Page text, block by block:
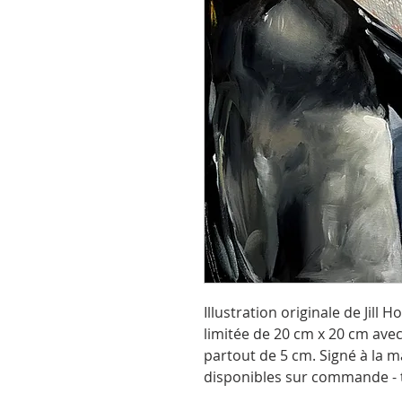
Illustration originale de Jill
limitée de 20 cm x 20 cm
partout de 5 cm. Signé à la
disponibles sur commande